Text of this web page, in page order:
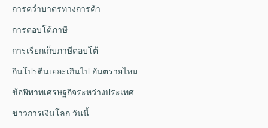
การคว่ำบาตรทางการค้า
การตอบโต้ภาษี
การเรียกเก็บภาษีตอบโต้
กินโปรตีนเยอะเกินไป อันตรายไหม
ข้อพิพาทเศรษฐกิจระหว่างประเทศ
ข่าวการเงินโลก วันนี้